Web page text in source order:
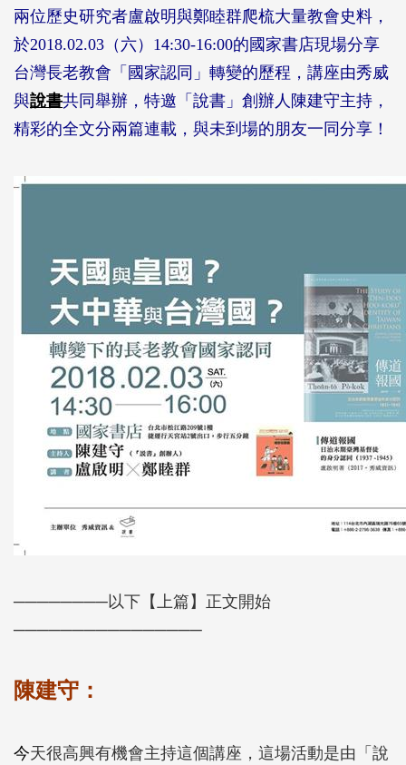
兩位歷史研究者盧啟明與鄭睦群爬梳大量教會史料，
於2018.02.03（六）14:30-16:00的國家書店現場分享
台灣長老教會「國家認同」轉變的歷程，講座由秀威
與說書共同舉辦，特邀「說書」創辦人陳建守主持，
精彩的全文分兩篇連載，與未到場的朋友一同分享！
────────以下【上篇】正文開始
────────────────
陳建守：
今天很高興有機會主持這個講座，這場活動是由「說